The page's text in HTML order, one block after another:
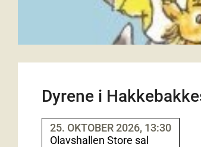
Dyrene i
25. OKTOBER 2026, 13:30
Olavshallen Store sal